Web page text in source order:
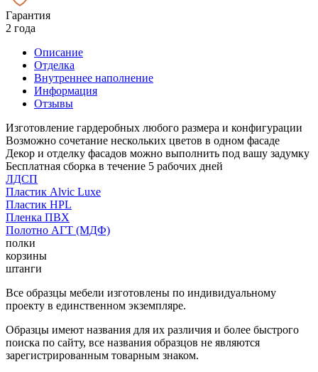
Гарантия
2 года
Описание
Отделка
Внутреннее наполнение
Информация
Отзывы
Изготовление гардеробных любого размера и конфигурации
Возможно сочетание нескольких цветов в одном фасаде
Декор и отделку фасадов можно выполнить под вашу задумку
Бесплатная сборка в течение 5 рабочих дней
ЛДСП
Пластик Alvic Luxe
Пластик HPL
Пленка ПВХ
Полотно АГТ (МДФ)
полки
корзины
штанги
Все образцы мебели изготовлены по индивидуальному
проекту в единственном экземпляре.
Образцы имеют названия для их различия и более быстрого
поиска по сайту, все названия образцов не являются
зарегистрированным товарным знаком.